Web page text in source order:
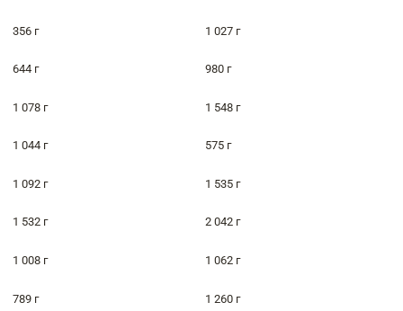
356 г 1 027 г
644 г 980 г
1 078 г 1 548 г
1 044 г 575 г
1 092 г 1 535 г
1 532 г 2 042 г
1 008 г 1 062 г
789 г 1 260 г